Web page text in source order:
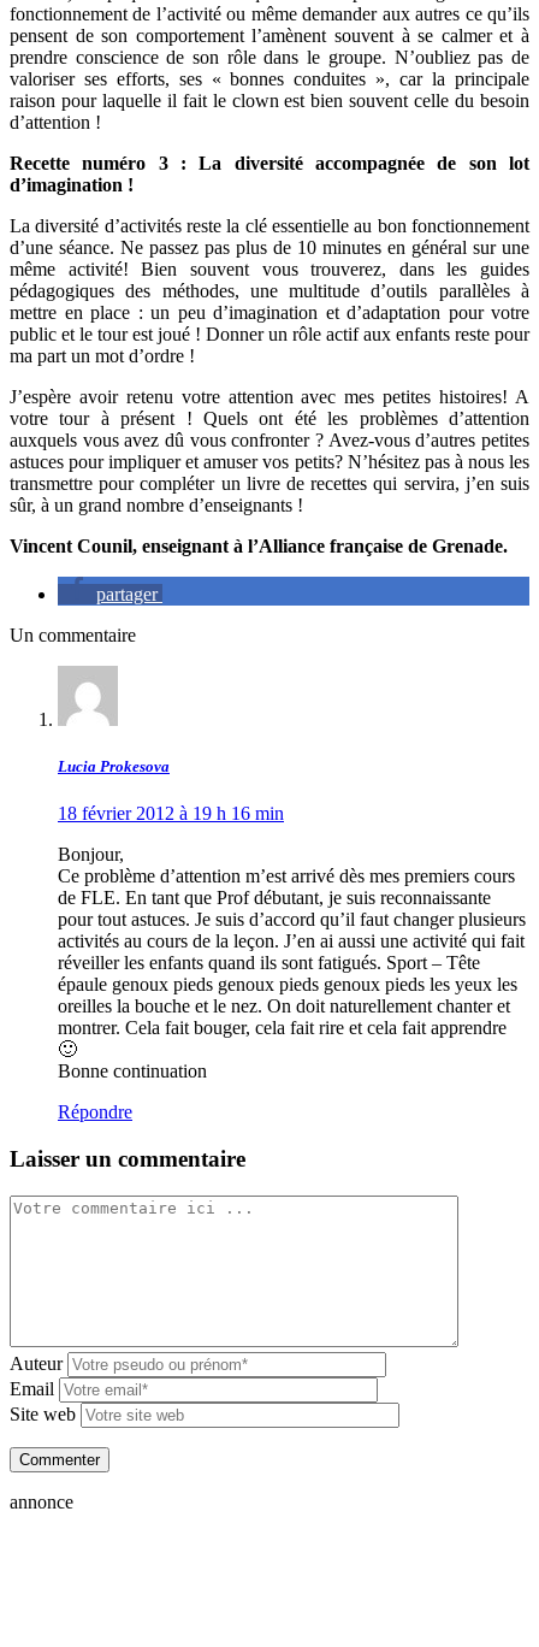
fonctionnement de l’activité ou même demander aux autres ce qu’ils
pensent de son comportement l’amènent souvent à se calmer et à
prendre conscience de son rôle dans le groupe. N’oubliez pas de
valoriser ses efforts, ses « bonnes conduites », car la principale
raison pour laquelle il fait le clown est bien souvent celle du besoin
d’attention !
Recette numéro 3 : La diversité accompagnée de son lot
d’imagination !
La diversité d’activités reste la clé essentielle au bon fonctionnement
d’une séance. Ne passez pas plus de 10 minutes en général sur une
même activité! Bien souvent vous trouverez, dans les guides
pédagogiques des méthodes, une multitude d’outils parallèles à
mettre en place : un peu d’imagination et d’adaptation pour votre
public et le tour est joué ! Donner un rôle actif aux enfants reste pour
ma part un mot d’ordre !
J’espère avoir retenu votre attention avec mes petites histoires! A
votre tour à présent ! Quels ont été les problèmes d’attention
auxquels vous avez dû vous confronter ? Avez-vous d’autres petites
astuces pour impliquer et amuser vos petits? N’hésitez pas à nous les
transmettre pour compléter un livre de recettes qui servira, j’en suis
sûr, à un grand nombre d’enseignants !
Vincent Counil, enseignant à l’Alliance française de Grenade.
partager
Un commentaire
Lucia Prokesova
18 février 2012 à 19 h 16 min
Bonjour,
Ce problème d’attention m’est arrivé dès mes premiers cours
de FLE. En tant que Prof débutant, je suis reconnaissante
pour tout astuces. Je suis d’accord qu’il faut changer plusieurs
activités au cours de la leçon. J’en ai aussi une activité qui fait
réveiller les enfants quand ils sont fatigués. Sport – Tête
épaule genoux pieds genoux pieds genoux pieds les yeux les
oreilles la bouche et le nez. On doit naturellement chanter et
montrer. Cela fait bouger, cela fait rire et cela fait apprendre
🙂
Bonne continuation
Répondre
Laisser un commentaire
Auteur
Email
Site web
annonce